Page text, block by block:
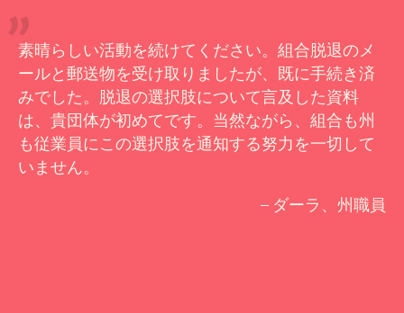
素晴らしい活動を続けてください。組合脱退のメ
ールと郵送物を受け取りましたが、既に手続き済
みでした。脱退の選択肢について言及した資料
は、貴団体が初めてです。当然ながら、組合も州
も従業員にこの選択肢を通知する努力を一切して
いません。
– ダーラ、州職員